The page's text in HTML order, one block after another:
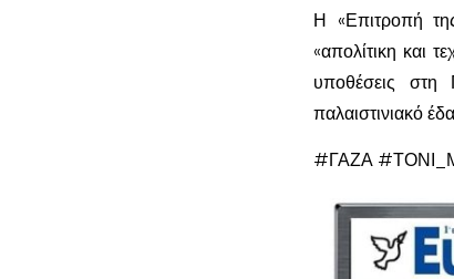
Η «Επιτροπή
«απολίτικη και
υποθέσεις
παλαιστινιακό
#ΓΑΖΑ